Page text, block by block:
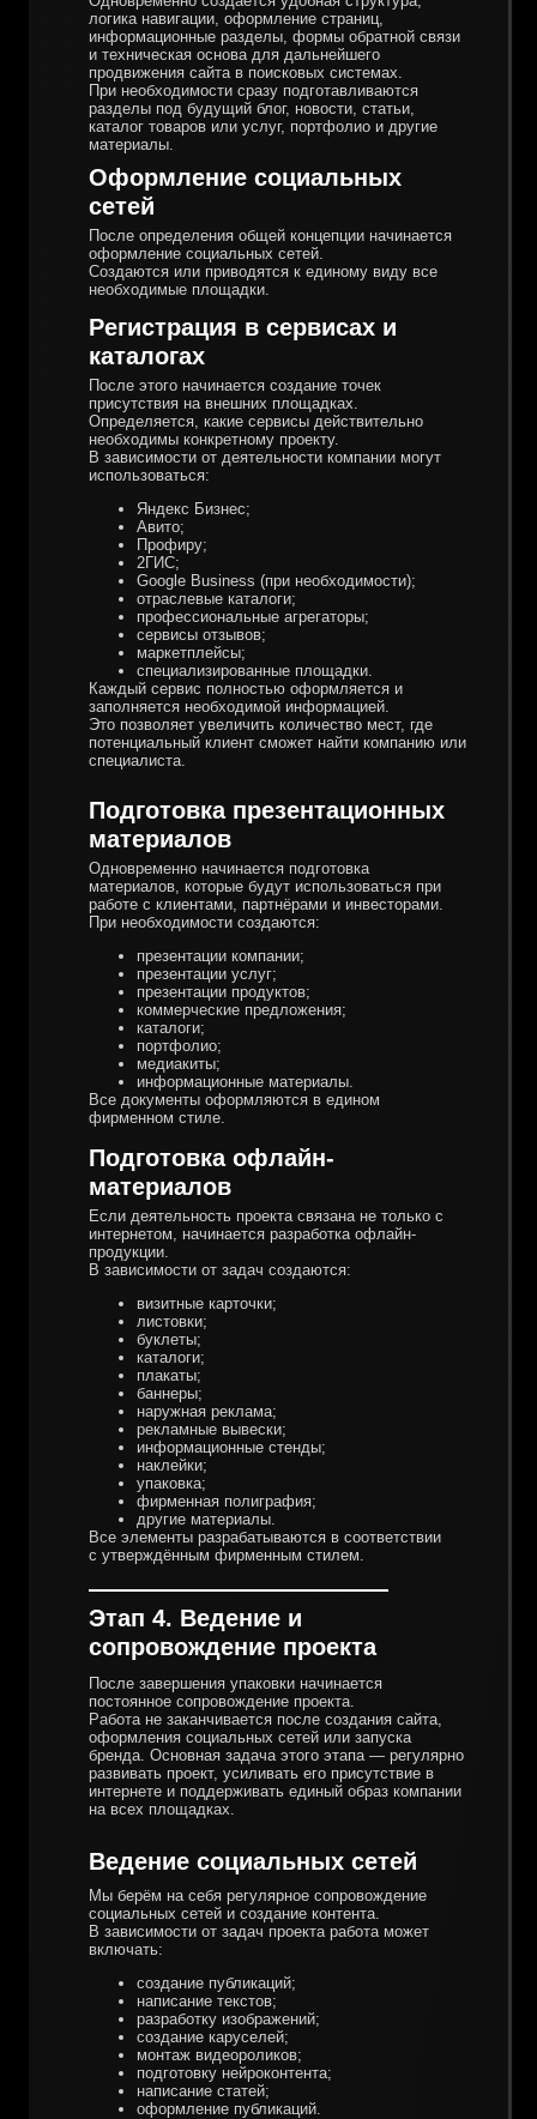
Этап 4. Ведение и
сопровождение проекта
После завершения упаковки начинается
постоянное сопровождение проекта.
Работа не заканчивается после создания сайта,
оформления социальных сетей или запуска
бренда. Основная задача этого этапа — регулярно
развивать проект, усиливать его присутствие в
интернете и поддерживать единый образ компании
на всех площадках.
Ведение социальных сетей
Мы берём на себя регулярное сопровождение
социальных сетей и создание контента.
В зависимости от задач проекта работа может
включать:
создание публикаций;
написание текстов;
разработку изображений;
создание каруселей;
монтаж видеороликов;
подготовку нейроконтента;
написание статей;
оформление публикаций.
логика навигации, оформление страниц,
информационные разделы, формы обратной связи
и техническая основа для дальнейшего
продвижения сайта в поисковых системах.
При необходимости сразу подготавливаются
разделы под будущий блог, новости, статьи,
каталог товаров или услуг, портфолио и другие
материалы.
Оформление социальных
сетей
После определения общей концепции начинается
оформление социальных сетей.
Создаются или приводятся к единому виду все
необходимые площадки.
Регистрация в сервисах и
каталогах
После этого начинается создание точек
присутствия на внешних площадках.
Определяется, какие сервисы действительно
необходимы конкретному проекту.
В зависимости от деятельности компании могут
использоваться:
Яндекс Бизнес;
Авито;
Профиру;
2ГИС;
Google Business (при необходимости);
отраслевые каталоги;
профессиональные агрегаторы;
сервисы отзывов;
маркетплейсы;
специализированные площадки.
Каждый сервис полностью оформляется и
заполняется необходимой информацией.
Это позволяет увеличить количество мест, где
потенциальный клиент сможет найти компанию или
специалиста.
Подготовка презентационных
материалов
Одновременно начинается подготовка
материалов, которые будут использоваться при
работе с клиентами, партнёрами и инвесторами.
При необходимости создаются:
презентации компании;
презентации услуг;
презентации продуктов;
коммерческие предложения;
каталоги;
портфолио;
медиакиты;
информационные материалы.
Все документы оформляются в едином
фирменном стиле.
Подготовка офлайн-
материалов
Если деятельность проекта связана не только с
интернетом, начинается разработка офлайн-
продукции.
В зависимости от задач создаются:
визитные карточки;
листовки;
буклеты;
каталоги;
плакаты;
баннеры;
наружная реклама;
рекламные вывески;
информационные стенды;
наклейки;
упаковка;
фирменная полиграфия;
другие материалы.
Все элементы разрабатываются в соответствии
с утверждённым фирменным стилем.